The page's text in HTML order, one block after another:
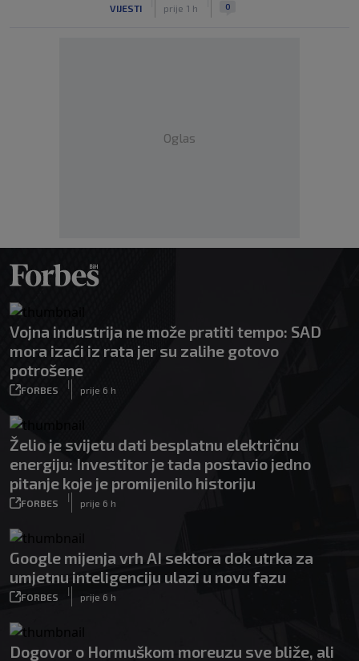
VIJESTI prije 1 h 0
Oglas
Vojna industrija ne može pratiti tempo: SAD
mora izaći iz rata jer su zalihe gotovo
potrošene
FORBES
|
prije 6 h
Želio je svijetu dati besplatnu električnu
energiju: Investitor je tada postavio jedno
pitanje koje je promijenilo historiju
FORBES
|
prije 6 h
Google mijenja vrh AI sektora dok utrka za
umjetnu inteligenciju ulazi u novu fazu
FORBES
|
prije 6 h
Dogovor o Hormuškom moreuzu sve bliže, ali